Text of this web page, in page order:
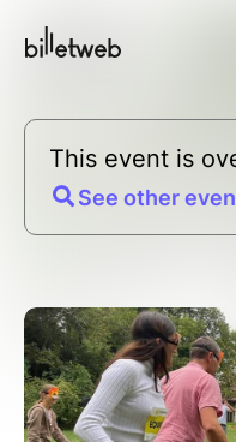
This event is
See other